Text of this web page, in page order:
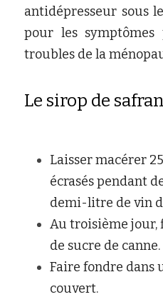
antidépresseur sous
pour les symptômes
troubles de la
Le sirop de safran
Laisser macérer
écrasés pendant
demi-litre de vin
Au troisième
de sucre de canne.
Faire fondre dans
couvert.